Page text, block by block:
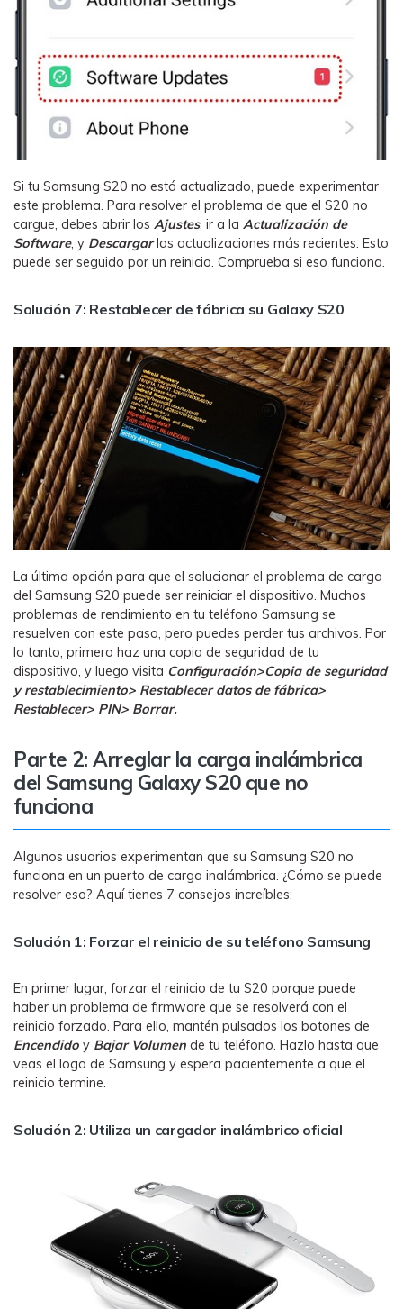
Si tu Samsung S20 no está actualizado, puede experimentar
este problema. Para resolver el problema de que el S20 no
cargue, debes abrir los Ajustes, ir a la Actualización de
Software, y Descargarlas actualizaciones más recientes. Esto
puede ser seguido por un reinicio. Comprueba si eso funciona.
Solución 7: Restablecer de fábrica su Galaxy S20
La última opción para que el solucionar el problema de carga
del Samsung S20 puede ser reiniciar el dispositivo. Muchos
problemas de rendimiento en tu teléfono Samsung se
resuelven con este paso, pero puedes perder tus archivos. Por
lo tanto, primero haz una copia de seguridad de tu
dispositivo, y luego visita Configuración>Copia de seguridad
y restablecimiento> Restablecer datos de fábrica>
Restablecer> PIN> Borrar.
Parte 2: Arreglar la carga inalámbrica
del Samsung Galaxy S20 que no
funciona
Algunos usuarios experimentan que su Samsung S20 no
funciona en un puerto de carga inalámbrica. ¿Cómo se puede
resolver eso? Aquí tienes 7 consejos increíbles:
Solución 1: Forzar el reinicio de su teléfono Samsung
En primer lugar, forzar el reinicio de tu S20 porque puede
haber un problema de firmware que se resolverá con el
reinicio forzado. Para ello, mantén pulsados los botones de
Encendido y Bajar Volumen de tu teléfono. Hazlo hasta que
veas el logo de Samsung y espera pacientemente a que el
reinicio termine.
Solución 2: Utiliza un cargador inalámbrico oficial